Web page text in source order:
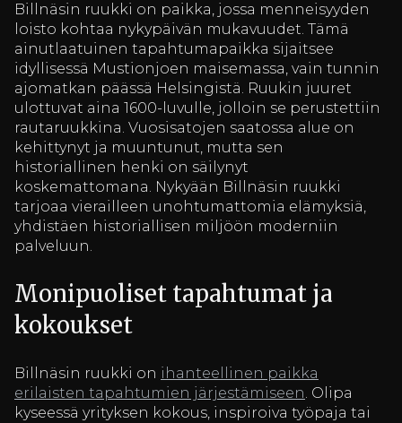
Billnäsin ruukki on paikka, jossa menneisyyden
loisto kohtaa nykypäivän mukavuudet. Tämä
ainutlaatuinen tapahtumapaikka sijaitsee
idyllisessä Mustionjoen maisemassa, vain tunnin
ajomatkan päässä Helsingistä. Ruukin juuret
ulottuvat aina 1600-luvulle, jolloin se perustettiin
rautaruukkina. Vuosisatojen saatossa alue on
kehittynyt ja muuntunut, mutta sen
historiallinen henki on säilynyt
koskemattomana. Nykyään Billnäsin ruukki
tarjoaa vierailleen unohtumattomia elämyksiä,
yhdistäen historiallisen miljöön moderniin
palveluun.
Monipuoliset tapahtumat ja
kokoukset
Billnäsin ruukki on ihanteellinen paikka
erilaisten tapahtumien järjestämiseen. Olipa
kyseessä yrityksen kokous, inspiroiva työpaja tai